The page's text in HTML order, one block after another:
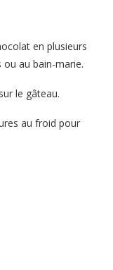
en plusieurs
au bain-marie.
le gâteau.
au froid pour